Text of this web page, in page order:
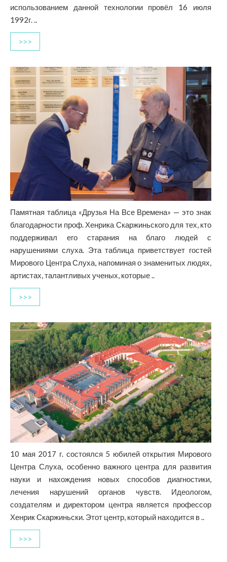
использованием данной технологии провёл 16 июля
1992г. ..
>>>
Памятная таблица «Друзья На Все Времена» — это знак
благодарности проф. Хенрика Скаржиньского для тех, кто
поддерживал его старания на благо людей с
нарушениями слуха. Эта таблица приветствует гостей
Мирового Центра Слуха, напоминая о знаменитых людях,
артистах, талантливых ученых, которые ..
>>>
10 мая 2017 г. состоялся 5 юбилей открытия Мирового
Центра Слуха, особенно важного центра для развития
науки и нахождения новых способов диагностики,
лечения нарушений органов чувств. Идеологом,
создателям и директором центра является профессор
Хенрик Скаржиньски. Этот центр, который находится в ..
>>>